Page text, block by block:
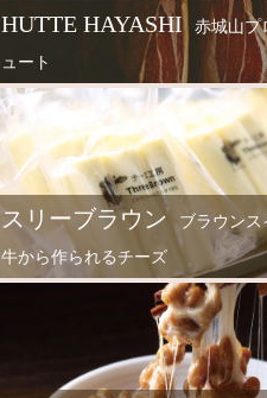
HUTTE HAYASHI
赤城山プ
ュート
スリーブラウン
ブラウンス
牛から作られるチーズ